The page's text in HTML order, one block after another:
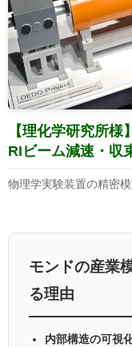
【理化学研究所様】
RIビーム減速・収
物理学実験装置の精密
モンドの産業
る理由
内部構造の可視